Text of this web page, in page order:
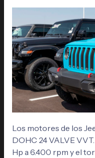
Los motores de los
DOHC 24 VALVE
Hp a 6.400 rpm y el